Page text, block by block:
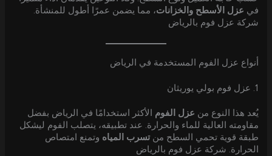
في عزل الأسطح والخزانات، مما يضمن عمرًا أطول للمنشأة.
شركة عزل فوم بالرياض
أنواع عزل الفوم المستخدمة في الرياض
1. عزل فوم بولي يوريثان
يُعد هذا النوع من عزل الفوم الأكثر استخدامًا في الرياض بفضل
مقاومته العالية للماء والحرارة. عند تطبيقه، يتصلب الفوم ليشكل
طبقة قوية تحمي السطح منتسرب المياه وتمنع امتصاص
الحرارة. شركة عزل فوم بالرياض